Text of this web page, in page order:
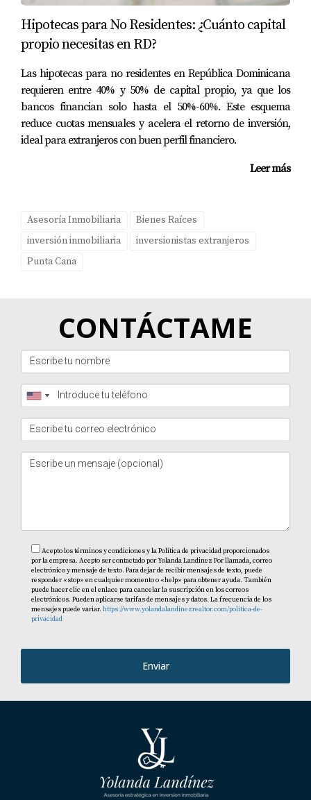
Landinez. Ella está aquí para ayudarte a navegar cada
paso del camino hacia tu nueva vida en el paraíso.
PREGUNTAS FRECUENTES
¿Es seguro comprar propiedades en Punta
Cana desde el extranjero?
Sí, siempre que trabajes con un agente inmobiliario
financieros y posiblemente un poder notarial si no estás
presente.
extranjero?
Sí, algunas instituciones financieras ofrecen opciones de
financiamiento para compradores extranjeros; consulta
con tu banco o asesor financiero.
¿Cuáles son los costos adicionales al comprar
una propiedad?
Además del precio de compra, considera impuestos,
tarifas legales y costos asociados al mantenimiento.
vacacionales a través de plataformas como Airbnb;
asegúrate de conocer las regulaciones locales. No
esperes más para hacer realidad tu sueño caribeño;
contacta hoy mismo a Yolanda Landinez para comenzar
Hipotecas para No Residentes: ¿Cuánto capital
propio necesitas en RD?
Las hipotecas para no residentes en República Dominicana
requieren entre 40% y 50% de capital propio, ya que los
bancos financian solo hasta el 50%-60%. Este esquema
reduce cuotas mensuales y acelera el retorno de inversión,
ideal para extranjeros con buen perfil financiero.
Leer más
Asesoría Inmobiliaria
Bienes Raíces
inversión inmobiliaria
inversionistas extranjeros
Punta Cana
CONTÁCTAME
Acepto los términos y condiciones y la Política de privacidad proporcionados
por la empresa. Acepto ser contactado por Yolanda Landinez Por llamada, correo
electrónico y mensaje de texto. Para dejar de recibir mensajes de texto, puede
responder «stop» en cualquier momento o «help» para obtener ayuda. También
puede hacer clic en el enlace para cancelar la suscripción en los correos
electrónicos. Pueden aplicarse tarifas de mensajes y datos. La frecuencia de los
mensajes puede variar. https://www.yolandalandinezrealtor.com/politica-de-
privacidad
Enviar